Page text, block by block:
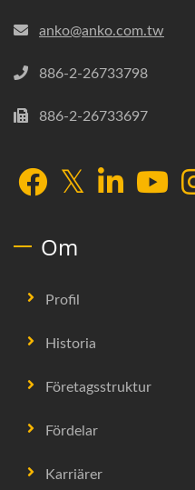
anko@anko.com.tw
886-2-26733798
886-2-26733697
Om
Profil
Historia
Företagsstruktur
Fördelar
Karriärer